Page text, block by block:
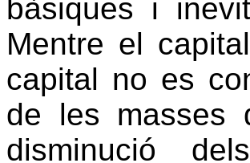
bàsiques i
Mentre el
capital no es
de les masses
disminució